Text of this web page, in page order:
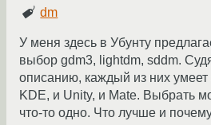
dm
У меня здесь в Убунту
выбор gdm3, lightdm, sddm.
описанию, каждый из них умеет
KDE, и Unity, и Mate. Выбрать
что-то одно. Что лучше и